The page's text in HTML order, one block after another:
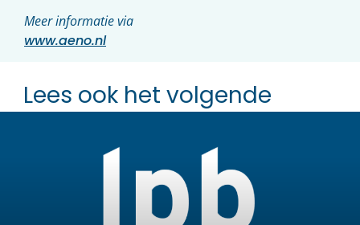
Meer informatie via
www.aeno.nl
Lees ook het volgende